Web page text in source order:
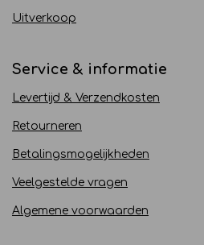
Uitverkoop
Service & informatie
Levertijd & Verzendkosten
Retourneren
Betalingsmogelijkheden
Veelgestelde vragen
Algemene voorwaarden